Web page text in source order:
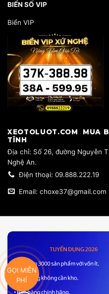
BIỂN SỐ VIP
Biển VIP
​XEOTOLUOT.COM MUA
TĨNH
​Địa chỉ: Số 26, đường Nguyễn
Nghệ An.
Điện thoại: 09.888.222.19
Email: choxe37@gmail.com
GỌI MIỄN
PHÍ